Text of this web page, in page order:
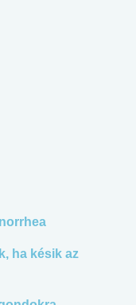
ha késik az